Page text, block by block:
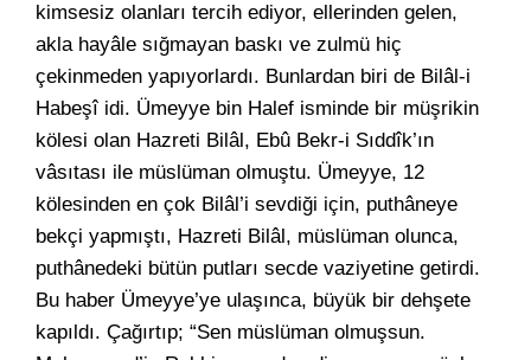
kimsesiz olanları tercih ediyor, ellerinden gelen,
akla hayâle sığmayan baskı ve zulmü hiç
çekinmeden yapıyorlardı. Bunlardan biri de Bilâl-i
Habeşî idi. Ümeyye bin Halef isminde bir müşrikin
kölesi olan Hazreti Bilâl, Ebû Bekr-i Sıddîk’ın
vâsıtası ile müslüman olmuştu. Ümeyye, 12
kölesinden en çok Bilâl’i sevdiği için, puthâneye
bekçi yapmıştı, Hazreti Bilâl, müslüman olunca,
puthânedeki bütün putları secde vaziyetine getirdi.
Bu haber Ümeyye’ye ulaşınca, büyük bir dehşete
kapıldı. Çağırtıp; “Sen müslüman olmuşsun.